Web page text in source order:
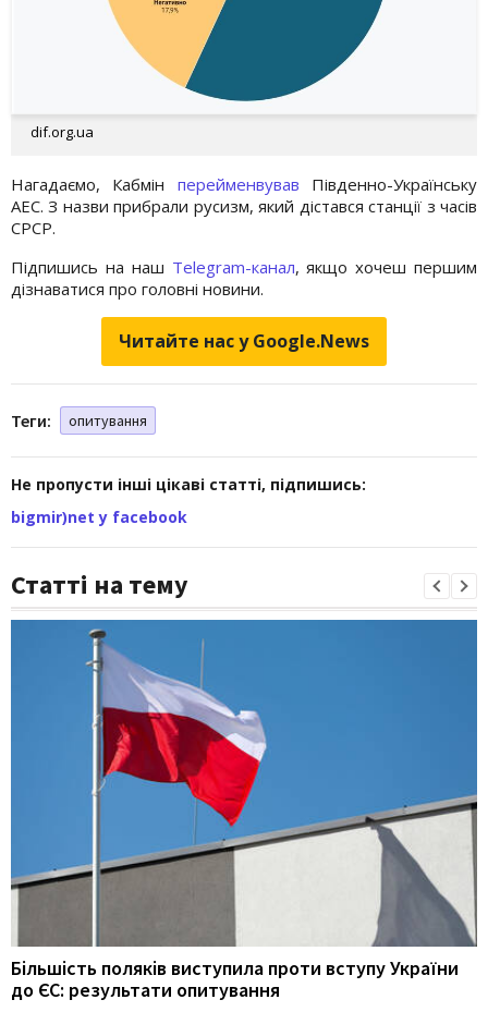
dif.org.ua
Нагадаємо, Кабмін перейменвував Південно-Українську
АЕС. З назви прибрали русизм, який дістався станції з часів
СРСР.
Підпишись на наш Telegram-канал, якщо хочеш першим
дізнаватися про головні новини.
Читайте нас у Google.News
Теги: опитування
Не пропусти інші цікаві статті, підпишись:
bigmir)net у facebook
Статті на тему
Більшість поляків виступила проти вступу України
до ЄС: результати опитування